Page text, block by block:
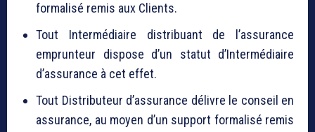
formalisé remis aux Clients.
Tout Intermédiaire distribuant de l’assurance
emprunteur dispose d’un statut d’Intermédiaire
d’assurance à cet effet.
Tout Distributeur d’assurance délivre le conseil en
assurance, au moyen d’un support formalisé remis